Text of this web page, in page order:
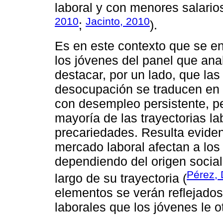
laboral y con menores
2010; Jacinto, 2010).
Es en este contexto que se
los jóvenes del panel que
destacar, por un lado, que
desocupación se traducen
con desempleo persistente,
mayoría de las trayectorias
precariedades. Resulta
mercado laboral afectan a
dependiendo del origen
largo de su trayectoria (Pérez,
elementos se verán
laborales que los jóvenes le